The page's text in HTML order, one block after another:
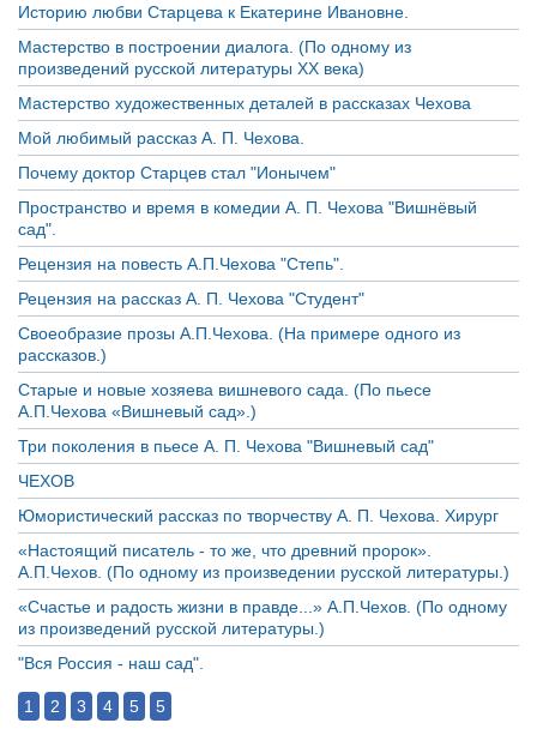
Историю любви Старцева к Екатерине Ивановне.
Мастерство в построении диалога. (По одному из
произведений русской литературы XX века)
Мастерство художественных деталей в рассказах Чехова
Мой любимый рассказ А. П. Чехова.
Почему доктор Старцев стал "Ионычем"
Пространство и время в комедии А. П. Чехова "Вишнёвый
сад".
Рецензия на повесть А.П.Чехова "Степь".
Рецензия на рассказ А. П. Чехова "Студент"
Своеобразие прозы А.П.Чехова. (На примере одного из
рассказов.)
Старые и новые хозяева вишневого сада. (По пьесе
А.П.Чехова «Вишневый сад».)
Три поколения в пьесе А. П. Чехова "Вишневый сад"
ЧЕХОВ
Юмористический рассказ по творчеству А. П. Чехова. Хирург
«Настоящий писатель - то же, что древний пророк».
А.П.Чехов. (По одному из произведении русской литературы.)
«Счастье и радость жизни в правде...» А.П.Чехов. (По одному
из произведений русской литературы.)
"Вся Россия - наш сад".
1 2 3 4 5 5